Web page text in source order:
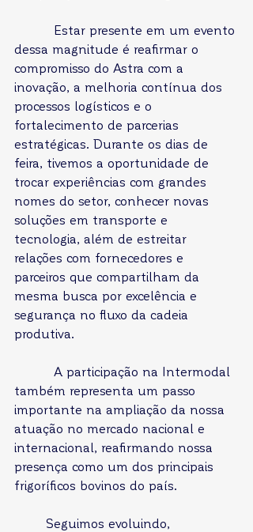
Estar presente em um evento
dessa magnitude é reafirmar o
compromisso do Astra com a
inovação, a melhoria contínua dos
processos logísticos e o
fortalecimento de parcerias
estratégicas. Durante os dias de
feira, tivemos a oportunidade de
trocar experiências com grandes
nomes do setor, conhecer novas
soluções em transporte e
tecnologia, além de estreitar
relações com fornecedores e
parceiros que compartilham da
mesma busca por excelência e
segurança no fluxo da cadeia
produtiva.
A participação na Intermodal
também representa um passo
importante na ampliação da nossa
atuação no mercado nacional e
internacional, reafirmando nossa
presença como um dos principais
frigoríficos bovinos do país.
Seguimos evoluindo,